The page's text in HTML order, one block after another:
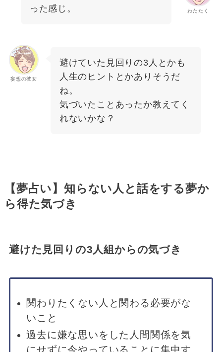
わたたく
った感じ。
妄想の彼女
避けていた見回りの3人とかも
人生のヒントとかありそうだ
ね。
気づいたことあったか教えてく
れないかな？
【夢占い】知らない人と話をする夢か
ら得た気づき
避けた見回りの3人組からの気づき
関わりたくない人と関わる必要がな
いこと
過去に嫌な思いをした人間関係を気
にせずに今やっていることに集中す